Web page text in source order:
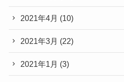
2021年4月 (10)
2021年3月 (22)
2021年1月 (3)